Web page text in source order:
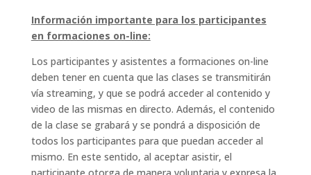
Información importante para los participantes
en formaciones on-line:
Los participantes y asistentes a formaciones on-line
deben tener en cuenta que las clases se transmitirán
vía streaming, y que se podrá acceder al contenido y
video de las mismas en directo. Además, el contenido
de la clase se grabará y se pondrá a disposición de
todos los participantes para que puedan acceder al
mismo. En este sentido, al aceptar asistir, el